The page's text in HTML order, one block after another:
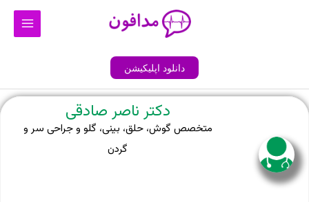
Main
دانلود اپلیکیشن
دکتر ناصر صادقی
متخصص گوش، حلق، بینی، گلو و جراحی سر و
گردن